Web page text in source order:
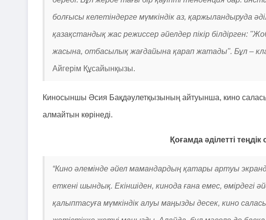
болғысы келетіндерге мүмкіндік аз, қаржыландыруда
қазақстандық жас режиссер әйелдер пікір білдірген:
жасына, отбасылық жағдайына қарап жатады". Бұл –
Айгерім Құсайынқызы.
Киносыншы Әсия Бақдәулетқызының айтуынша, кино
алмайтын көрінеді.
Қоғамда әділетті
“Кино әлемінде әйел мамандардың қатары артуы
еткені шындық. Екіншіден, кинода ғана емес, өмірдегі
қалыптасуға мүмкіндік алуы маңызды десек, кино